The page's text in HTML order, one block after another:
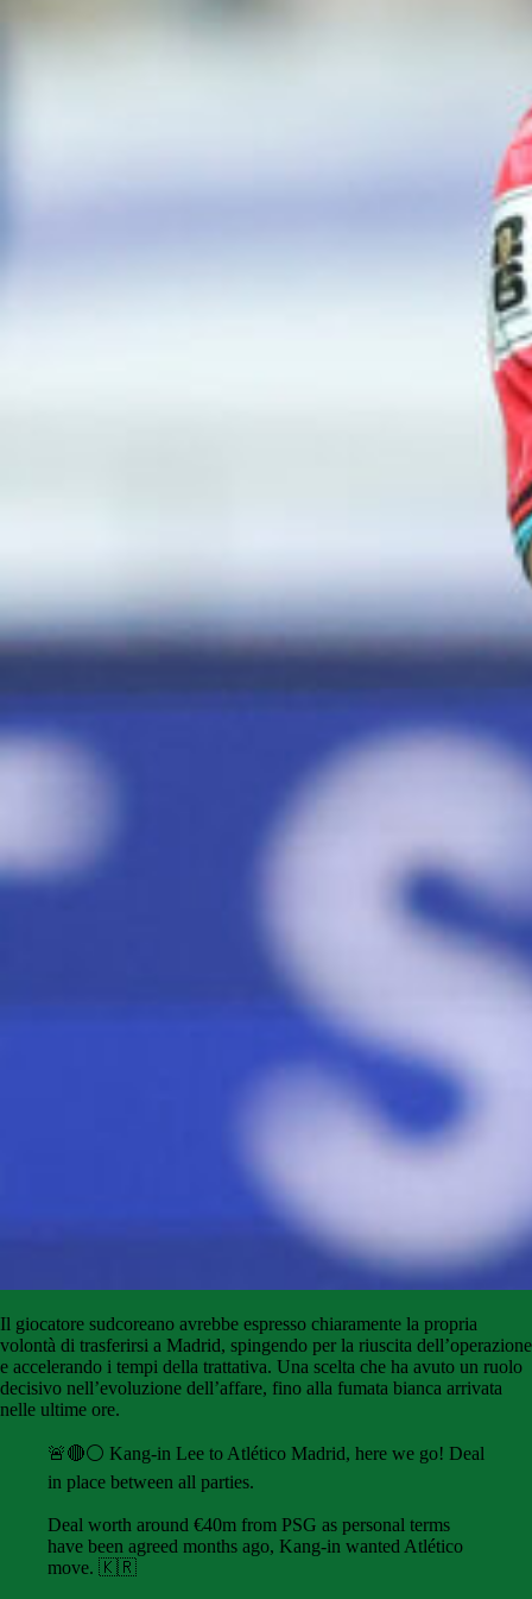
Il giocatore sudcoreano avrebbe espresso chiaramente la propria
volontà di trasferirsi a Madrid, spingendo per la riuscita dell’operazione
e accelerando i tempi della trattativa. Una scelta che ha avuto un ruolo
decisivo nell’evoluzione dell’affare, fino alla fumata bianca arrivata
nelle ultime ore.
🚨🔴⚪️ Kang-in Lee to Atlético Madrid, here we go! Deal
in place between all parties.
Deal worth around €40m from PSG as personal terms
have been agreed months ago, Kang-in wanted Atlético
move. 🇰🇷